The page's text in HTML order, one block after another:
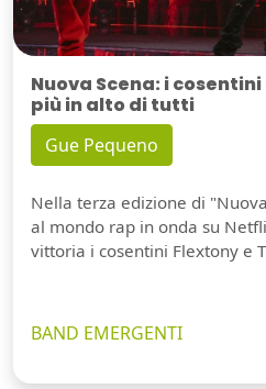
Nuova Scena: i
più in alto di tutti
Gue Pequeno
Nella terza edizione di
al mondo rap in onda su
vittoria i cosentini Flextony e
BAND EMERGENTI